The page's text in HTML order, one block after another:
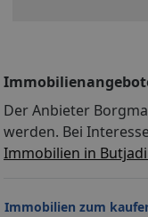
Der Anbieter
werden. Bei
Immobilien in
Immobilien zum